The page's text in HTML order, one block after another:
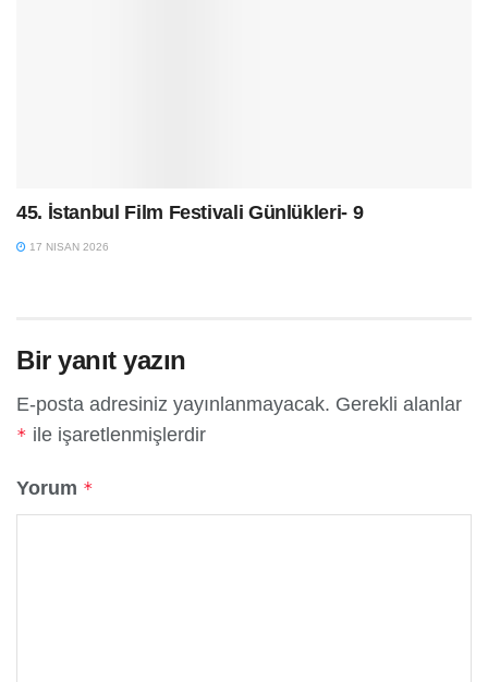
45. İstanbul Film Festivali Günlükleri- 9
17 NISAN 2026
Bir yanıt yazın
E-posta adresiniz yayınlanmayacak. Gerekli alanlar
* ile işaretlenmişlerdir
Yorum *